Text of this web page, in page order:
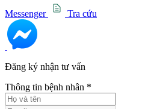
Messenger
Tra cứu
Đăng ký nhận tư vấn
Thông tin bệnh nhân *